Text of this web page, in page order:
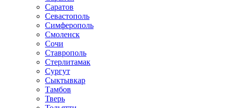
Саратов
Севастополь
Симферополь
Смоленск
Сочи
Ставрополь
Стерлитамак
Сургут
Сыктывкар
Тамбов
Тверь